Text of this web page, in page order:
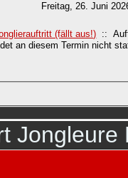
Freitag, 26. Juni
(fällt aus!) ::
an diesem Termin nicht
Jongleure